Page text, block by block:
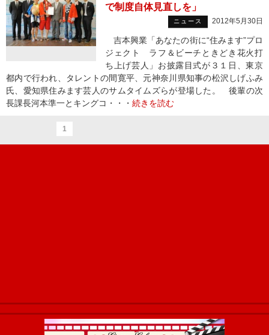
で制度自体見直しを」
ニュース 2012年5月30日
吉本興業「あなたの街に“住みます”プロ
ジェクト ラフ＆ビーチときどき花火打
ち上げ芸人」お披露目式が３１日、東京
都内で行われ、タレントの間寛平、元神奈川県知事の松沢しげふみ
氏、愛知県住みます芸人のサムタイムズらが登場した。 後輩の次
長課長河本準一とキングコ・・・ 続きを読む
1